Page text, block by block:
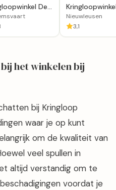
De
in
Tweede Kans
Nieuwleusen
Nieuwleusen
3,1
het winkelen bij
bij Kringloop
waar je op kunt
om de kwaliteit van
veel spullen in
altijd verstandig om te
voordat je